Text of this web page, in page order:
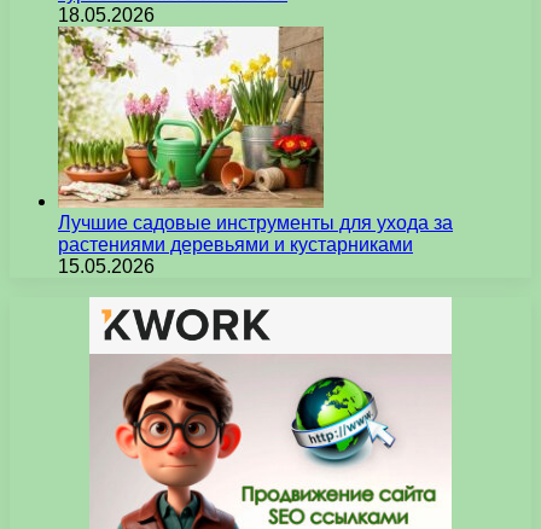
18.05.2026
Лучшие садовые инструменты для ухода за
растениями деревьями и кустарниками
15.05.2026